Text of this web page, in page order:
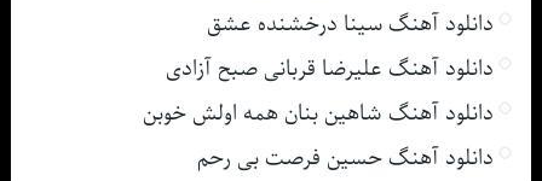
دانلود آهنگ سینا درخشنده عشق
دانلود آهنگ علیرضا قربانی صبح آزادی
دانلود آهنگ شاهین بنان همه اولش خوبن
دانلود آهنگ حسین فرصت بی رحم